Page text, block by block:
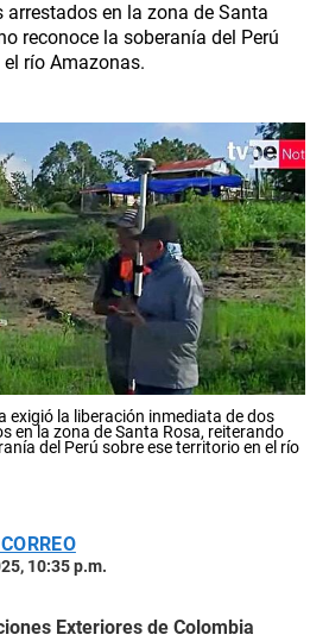
en la zona de Santa
reconoce la soberanía del Perú
río Amazonas.
exigió la liberación inmediata de dos
en la zona de Santa Rosa, reiterando
del Perú sobre ese territorio en el río
10:35 p.m.
Exteriores de Colombia